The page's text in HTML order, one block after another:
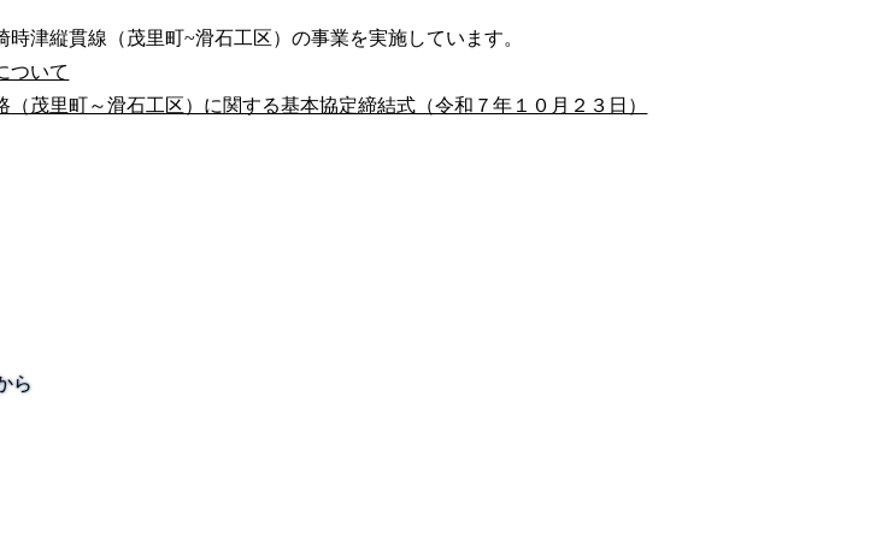
時津縦貫線（茂里町~滑石工区）の事業を実施しています。
ついて
（茂里町～滑石工区）に関する基本協定締結式（令和７年１０月２３日）
ら
て